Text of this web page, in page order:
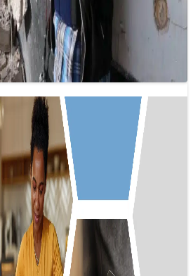
với những nỗi đau tâm lý và thể
nên bị kỳ thị…